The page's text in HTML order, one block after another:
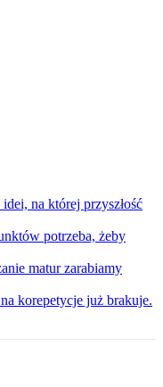
na której przyszłość
potrzeba, żeby
matur zarabiamy
korepetycje już brakuje.